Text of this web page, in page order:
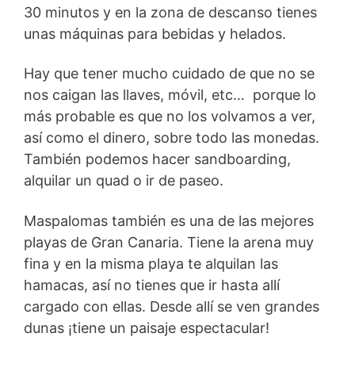
30 minutos y en la zona de descanso tienes
unas máquinas para bebidas y helados.
Hay que tener mucho cuidado de que no se
nos caigan las llaves, móvil, etc… porque lo
más probable es que no los volvamos a ver,
así como el dinero, sobre todo las monedas.
También podemos hacer sandboarding,
alquilar un quad o ir de paseo.
Maspalomas también es una de las mejores
playas de Gran Canaria. Tiene la arena muy
fina y en la misma playa te alquilan las
hamacas, así no tienes que ir hasta allí
cargado con ellas. Desde allí se ven grandes
dunas ¡tiene un paisaje espectacular!